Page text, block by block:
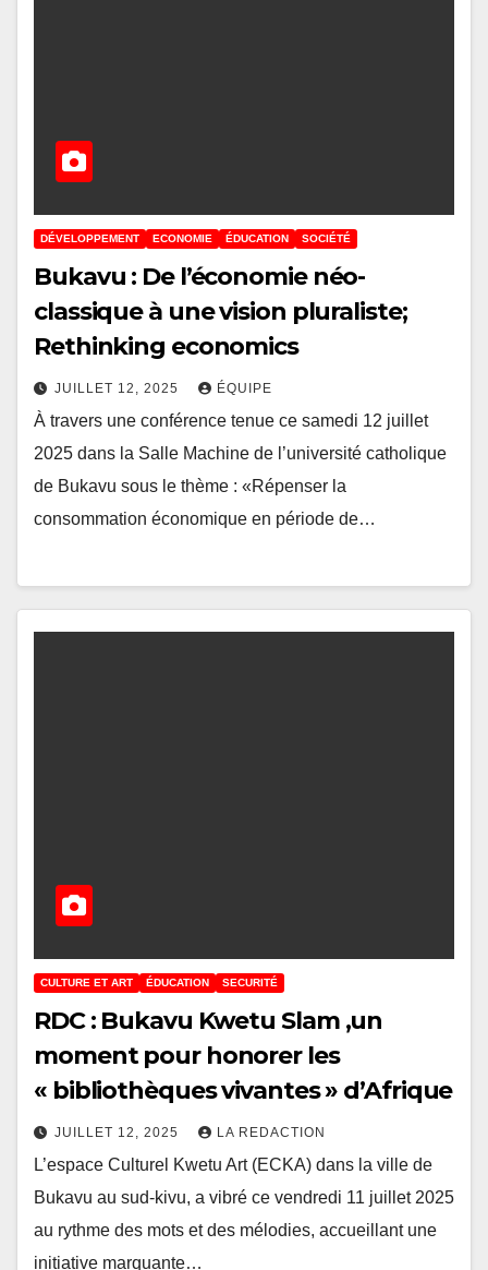
DÉVELOPPEMENT ECONOMIE ÉDUCATION SOCIÉTÉ
Bukavu : De l’économie néo-
classique à une vision pluraliste;
Rethinking economics
JUILLET 12, 2025 ÉQUIPE
À travers une conférence tenue ce samedi 12 juillet
2025 dans la Salle Machine de l’université catholique
de Bukavu sous le thème : «Répenser la
consommation économique en période de…
CULTURE ET ART ÉDUCATION SECURITÉ
RDC : Bukavu Kwetu Slam ,un
moment pour honorer les
« bibliothèques vivantes » d’Afrique
JUILLET 12, 2025 LA REDACTION
L’espace Culturel Kwetu Art (ECKA) dans la ville de
Bukavu au sud-kivu, a vibré ce vendredi 11 juillet 2025
au rythme des mots et des mélodies, accueillant une
initiative marquante…